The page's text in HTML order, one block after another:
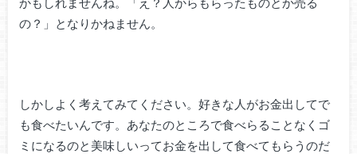
の？」となりかねません。
しかしよく考えてみてください。好きな人がお金出してで
も食べたいんです。あなたのところで食べらることなくゴ
ミになるのと美味しいってお金を出して食べてもらうのだ